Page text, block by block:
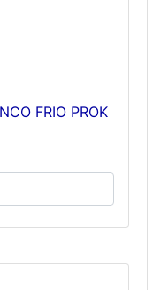
FRIO PROK